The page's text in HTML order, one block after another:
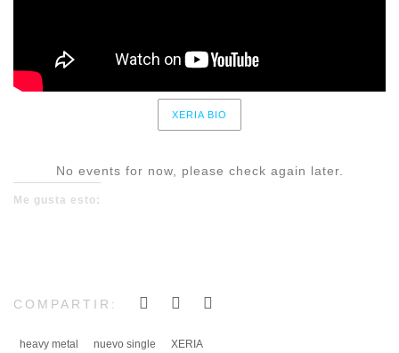
XERIA BIO
No events for now, please check again later.
Me gusta esto:
COMPARTIR:
heavy metal nuevo single XERIA